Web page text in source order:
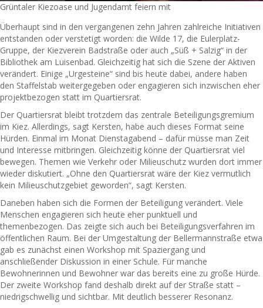
Grüntaler Kiezoase und Jugendamt feiern mit
Überhaupt sind in den vergangenen zehn Jahren zahlreiche Initiativen
entstanden oder verstetigt worden: die Wilde 17, die Eulerplatz-
Gruppe, der Kiezverein Badstraße oder auch „Süß + Salzig“ in der
Bibliothek am Luisenbad. Gleichzeitig hat sich die Szene der Aktiven
verändert. Einige „Urgesteine“ sind bis heute dabei, andere haben
den Staffelstab weitergegeben oder engagieren sich inzwischen eher
projektbezogen statt im Quartiersrat.
Der Quartiersrat bleibt trotzdem das zentrale Beteiligungsgremium
im Kiez. Allerdings, sagt Kersten, habe auch dieses Format seine
Hürden. Einmal im Monat Dienstagabend – dafür müsse man Zeit
und Interesse mitbringen. Gleichzeitig könne der Quartiersrat viel
bewegen. Themen wie Verkehr oder Milieuschutz wurden dort immer
wieder diskutiert. „Ohne den Quartiersrat wäre der Kiez vermutlich
kein Milieuschutzgebiet geworden“, sagt Kersten.
Daneben haben sich die Formen der Beteiligung verändert. Viele
Menschen engagieren sich heute eher punktuell und
themenbezogen. Das zeigte sich auch bei Beteiligungsverfahren im
öffentlichen Raum. Bei der Umgestaltung der Bellermannstraße etwa
gab es zunächst einen Workshop mit Spaziergang und
anschließender Diskussion in einer Schule. Für manche
Bewohnerinnen und Bewohner war das bereits eine zu große Hürde.
Der zweite Workshop fand deshalb direkt auf der Straße statt –
niedrigschwellig und sichtbar. Mit deutlich besserer Resonanz.